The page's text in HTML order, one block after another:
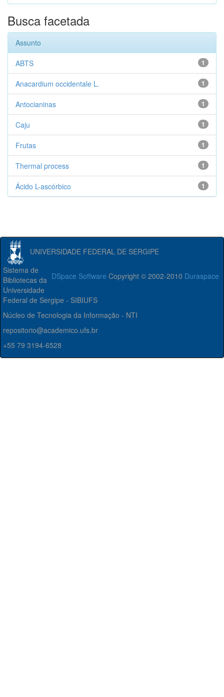
Busca facetada
Assunto
1
ABTS
1
Anacardium occidentale L.
1
Antocianinas
1
Caju
1
Frutas
1
Thermal process
1
Ácido L-ascórbico
UNIVERSIDADE FEDERAL DE SERGIPE
DSpace Software Copyright © 2002-2010 Duraspace
Sistema de
Bibliotecas da
Universidade
Federal de Sergipe - SIBIUFS
Núcleo de Tecnologia da Informação - NTI
repositorio@academico.ufs.br
+55 79 3194-6528